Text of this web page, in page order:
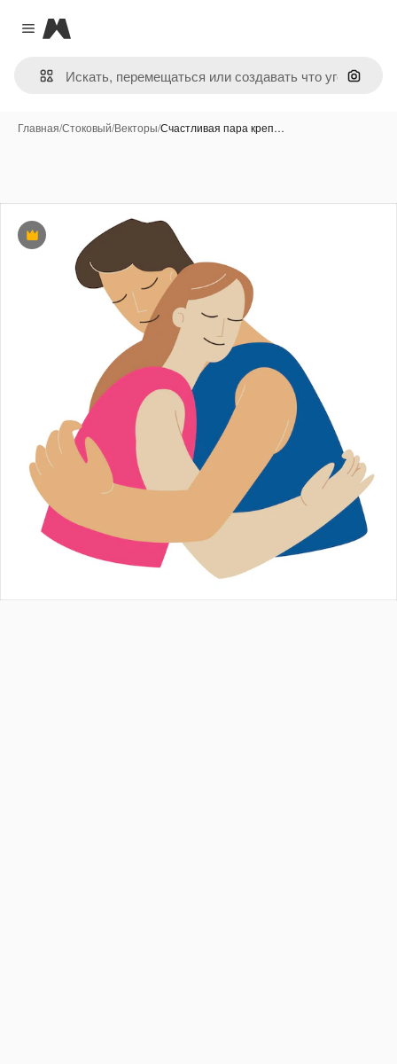
Close menu
Magnific
Поиск
Главная/Стоковый/Векторы/Счастливая пара креп…
Премиум